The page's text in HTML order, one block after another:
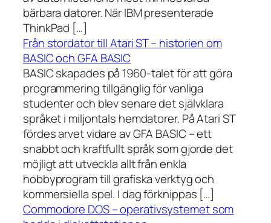
bärbara datorer. När IBM presenterade
ThinkPad […]
Från stordator till Atari ST – historien om
BASIC och GFA BASIC
BASIC skapades på 1960-talet för att göra
programmering tillgänglig för vanliga
studenter och blev senare det självklara
språket i miljontals hemdatorer. På Atari ST
fördes arvet vidare av GFA BASIC – ett
snabbt och kraftfullt språk som gjorde det
möjligt att utveckla allt från enkla
hobbyprogram till grafiska verktyg och
kommersiella spel. I dag förknippas […]
Commodore DOS – operativsystemet som